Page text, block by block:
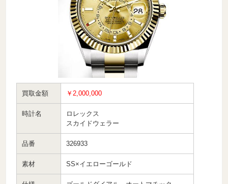
買取金額 ￥2,000,000
時計名
ロレックス
スカイドウェラー
品番 326933
素材 SS×イエローゴールド